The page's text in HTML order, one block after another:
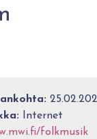
Internet
folkmusik